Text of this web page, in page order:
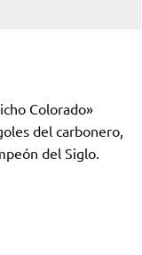
Colorado»
del carbonero,
del Siglo.